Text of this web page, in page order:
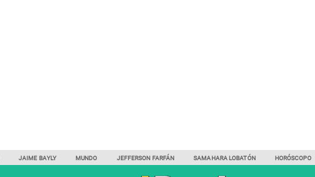
JAIME BAYLY MUNDO JEFFERSON FARFÁN SAMAHARA LOBATÓN HORÓSCOPO